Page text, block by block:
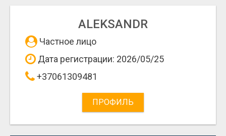
ALEKSANDR
Частное лицо
Дата регистрации: 2026/05/25
+37061309481
ПРОФИЛЬ